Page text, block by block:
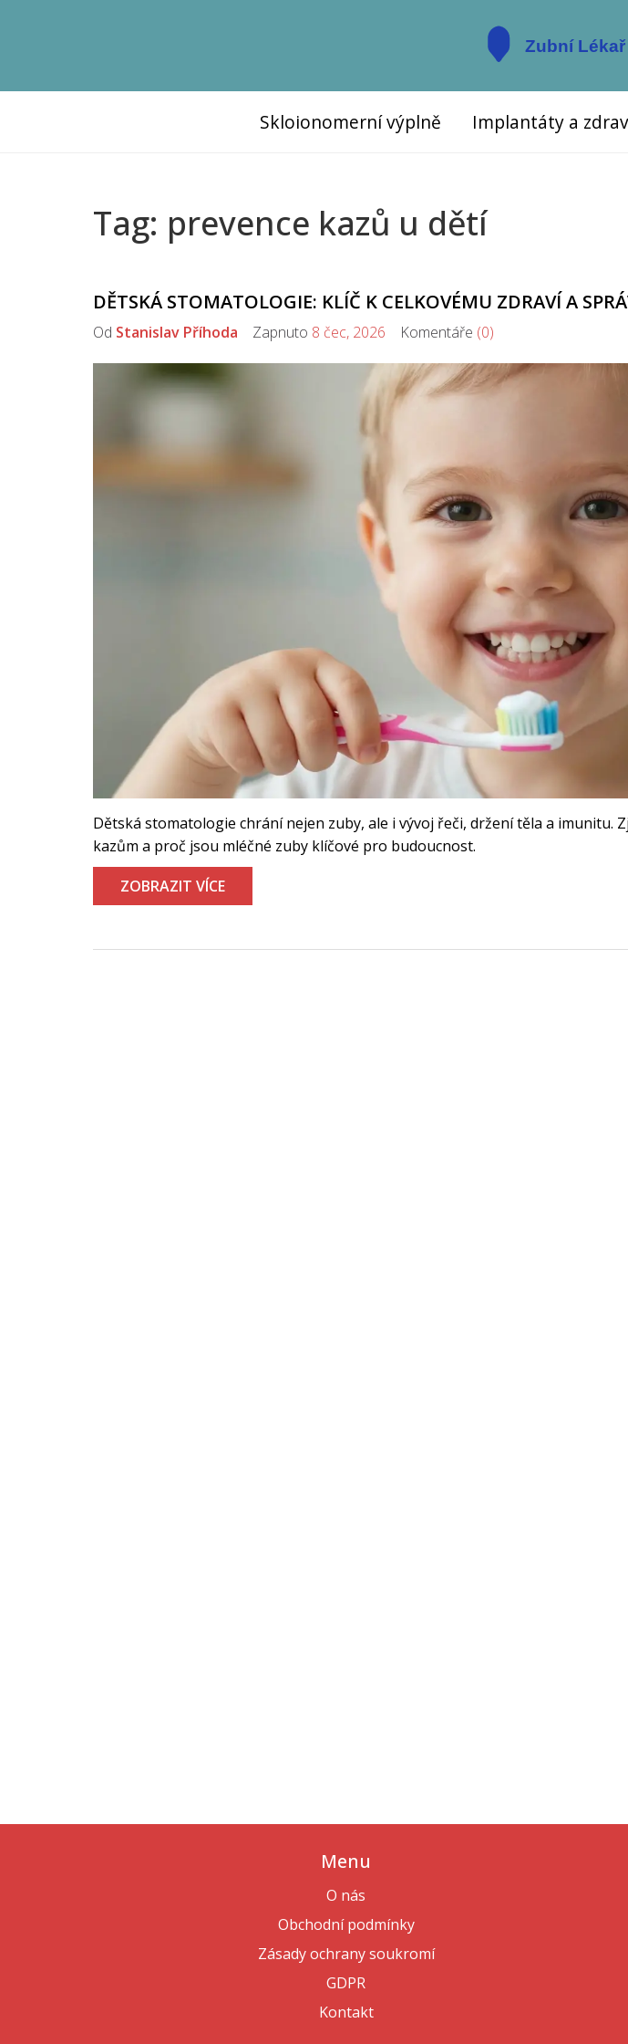
Skloionomerní výplně Implantáty a
Tag: prevence kazů u dětí
DĚTSKÁ STOMATOLOGIE: KLÍČ K CELKOVÉMU ZDRAVÍ A
Od Stanislav Příhoda Zapnuto 8 čec, 2026 Komentáře (0)
Dětská stomatologie chrání nejen zuby, ale i vývoj řeči, držení těla a imunitu.
kazům a proč jsou mléčné zuby klíčové pro budoucnost.
ZOBRAZIT VÍCE
Menu
O nás
Obchodní podmínky
Zásady ochrany soukromí
GDPR
Kontakt